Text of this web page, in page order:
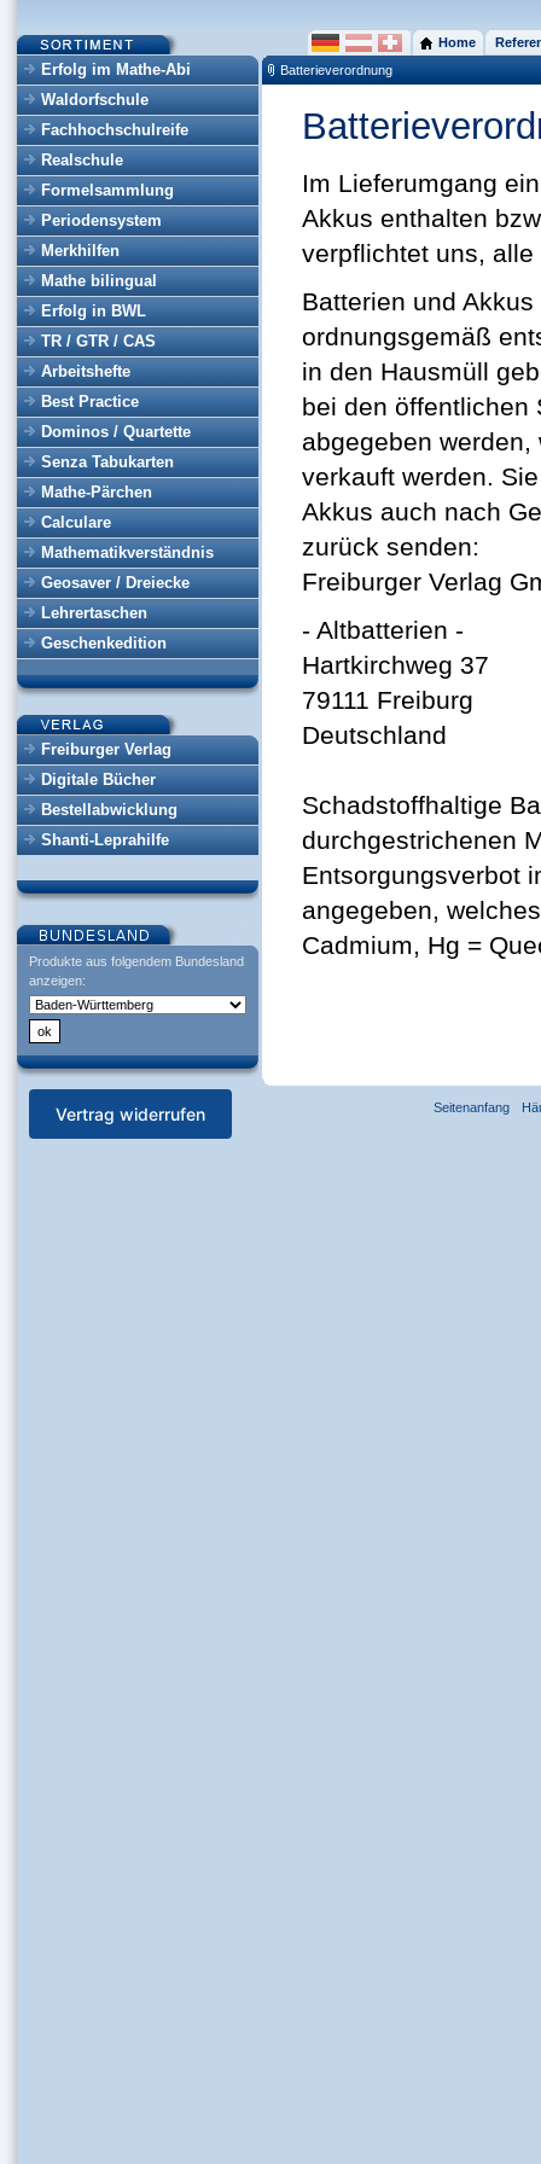
Erfolg im Mathe-Abi
Waldorfschule
Fachhochschulreife
Realschule
Formelsammlung
Periodensystem
Merkhilfen
Mathe bilingual
Erfolg in BWL
TR / GTR / CAS
Arbeitshefte
Best Practice
Dominos / Quartette
Senza Tabukarten
Mathe-Pärchen
Calculare
Mathematikverständnis
Geosaver / Dreiecke
Lehrertaschen
Geschenkedition
Freiburger Verlag
Digitale Bücher
Bestellabwicklung
Shanti-Leprahilfe
Produkte aus folgendem Bundesland
anzeigen:
Vertrag widerrufen
Home
Batterieverordnung
Im Lieferumgang
Akkus enthalten
verpflichtet uns,
Batterien und
ordnungsgemäß
in den Hausmüll
bei den öffentlichen
abgegeben
verkauft werden.
Akkus auch nach
zurück senden:
Freiburger Verlag
- Altbatterien -
Hartkirchweg 37
79111 Freiburg
Deutschland
Schadstoffhaltige
durchgestrichenen
Entsorgungsverbot
angegeben,
Cadmium, Hg =
Seitenanfang